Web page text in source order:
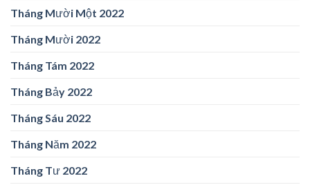
Tháng Mười Một 2022
Tháng Mười 2022
Tháng Tám 2022
Tháng Bảy 2022
Tháng Sáu 2022
Tháng Năm 2022
Tháng Tư 2022